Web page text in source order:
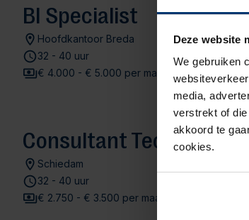
Deze website
We gebruiken
media,
verstrekt of
akkoord te
cookies.
BI Specialist
Hoofdkantoor Breda
32 - 40 uur
€ 4.000 - € 5.000 per maand
Consultant Techniek
Schiedam
32 - 40 uur
€ 2.750 - € 3.500 per maand